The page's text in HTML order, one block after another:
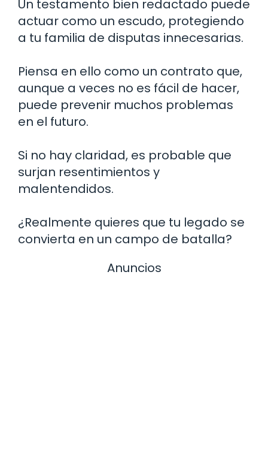
Un testamento bien redactado puede
actuar como un escudo, protegiendo
a tu familia de disputas innecesarias.
Piensa en ello como un contrato que,
aunque a veces no es fácil de hacer,
puede prevenir muchos problemas
en el futuro.
Si no hay claridad, es probable que
surjan resentimientos y
malentendidos.
¿Realmente quieres que tu legado se
convierta en un campo de batalla?
Anuncios